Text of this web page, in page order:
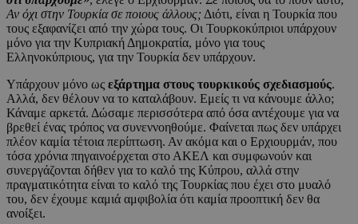
Αν όχι στην Τουρκία σε ποιους άλλους; Διότι, είναι η Τουρκία που
τους εξαφανίζει από την χώρα τους. Οι Τουρκοκύπριοι υπάρχουν
μόνο για την Κυπριακή Δημοκρατία, μόνο για τους
Ελληνοκύπριους, για την Τουρκία δεν υπάρχουν.
Υπάρχουν μόνο ως εξάρτημα στους τουρκικούς σχεδιασμούς.
Αλλά, δεν θέλουν να το καταλάβουν. Εμείς τι να κάνουμε άλλο;
Κάναμε αρκετά. Δώσαμε περισσότερα από όσα αντέχουμε για να
βρεθεί ένας τρόπος να συνεννοηθούμε. Φαίνεται πως δεν υπάρχει
πλέον καμία τέτοια περίπτωση. Αν ακόμα και ο Ερχιουρμάν, που
τόσα χρόνια πηγαινοέρχεται στο ΑΚΕΛ και συμφωνούν και
συνεργάζονται δήθεν για το καλό της Κύπρου, αλλά στην
πραγματικότητα είναι το καλό της Τουρκίας που έχει στο μυαλό
του, δεν έχουμε καμιά αμφιβολία ότι καμία προοπτική δεν θα
ανοίξει.